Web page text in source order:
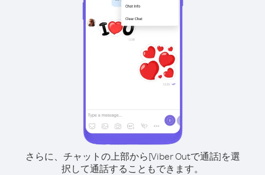
さらに、チャットの上部から[Viber Outで通話]を選
択して通話することもできます。